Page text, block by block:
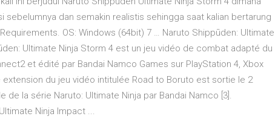
sebelumnya dan semakin realistis sehingga saat kalian bertarung
OS: Windows (64bit) 7 … Naruto Shippūden: Ultimate
Ultimate Ninja Storm 4 est un jeu vidéo de combat adapté du
et édité par Bandai Namco Games sur PlayStation 4, Xbox
extension du jeu vidéo intitulée Road to Boruto est sortie le 2
de la série Naruto: Ultimate Ninja par Bandai Namco [3].
Ninja Impact ...